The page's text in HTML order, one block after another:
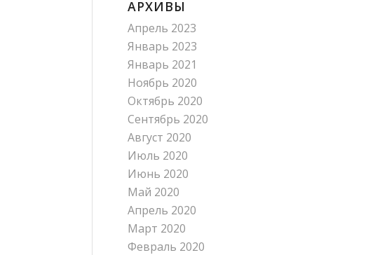
АРХИВЫ
Апрель 2023
Январь 2023
Январь 2021
Ноябрь 2020
Октябрь 2020
Сентябрь 2020
Август 2020
Июль 2020
Июнь 2020
Май 2020
Апрель 2020
Март 2020
Февраль 2020